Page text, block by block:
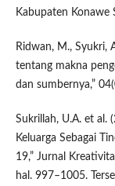
Kabupaten Konawe
Ridwan, M., Syukri,
tentang makna
dan sumbernya,”
Sukrillah, U.A. et al.
Keluarga Sebagai
19,” Jurnal
hal. 997–1005.